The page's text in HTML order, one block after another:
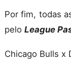
Por fim, todas
pelo League
Chicago Bulls x